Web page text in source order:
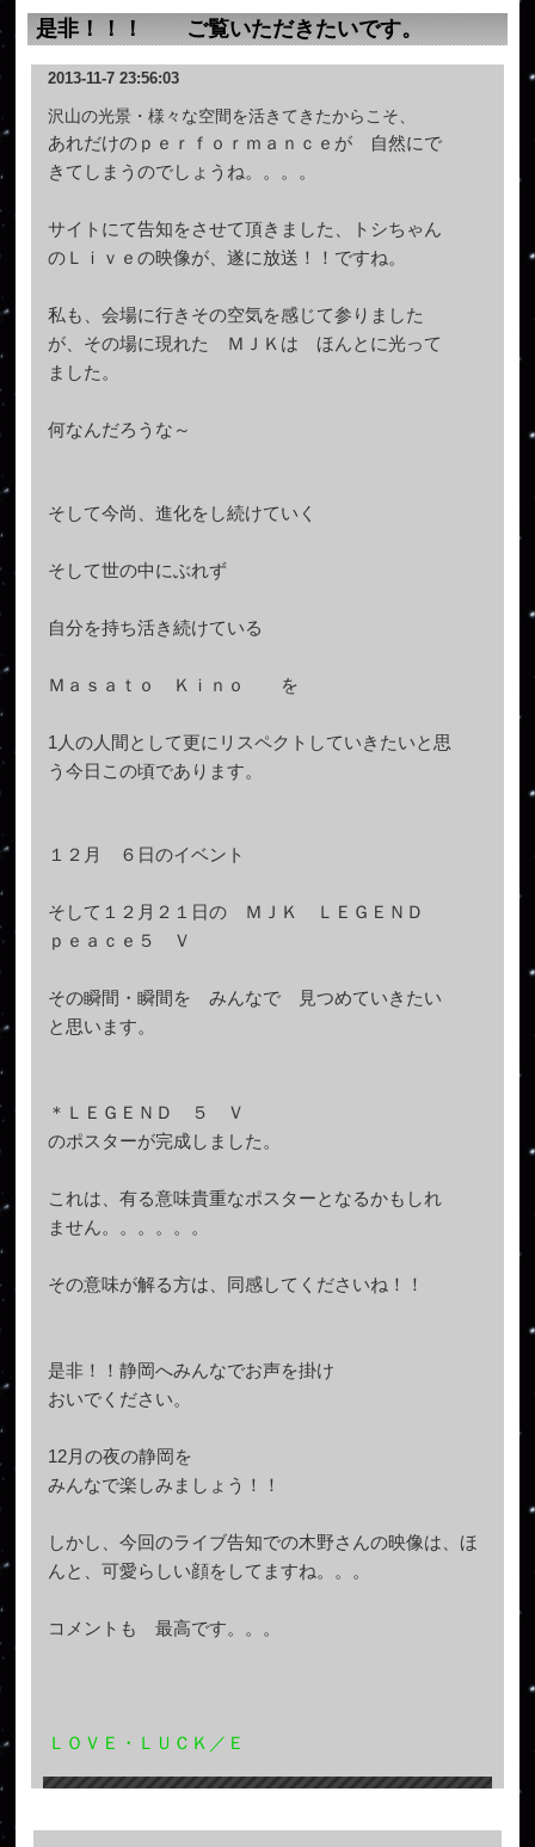
是非！！！ ご覧いただきたいです。
2013-11-7 23:56:03
沢山の光景・様々な空間を活きてきたからこそ、
あれだけのｐｅｒｆｏｒｍａｎｃｅが 自然にで
きてしまうのでしょうね。。。。
サイトにて告知をさせて頂きました、トシちゃん
のＬｉｖｅの映像が、遂に放送！！ですね。
私も、会場に行きその空気を感じて参りました
が、その場に現れた ＭＪＫは ほんとに光って
ました。
何なんだろうな～
そして今尚、進化をし続けていく
そして世の中にぶれず
自分を持ち活き続けている
Ｍａｓａｔｏ Ｋｉｎｏ を
1人の人間として更にリスペクトしていきたいと思
う今日この頃であります。
１２月 ６日のイベント
そして１２月２１日の ＭＪＫ ＬＥＧＥＮＤ
ｐｅａｃｅ５ Ｖ
その瞬間・瞬間を みんなで 見つめていきたい
と思います。
＊ ＬＥＧＥＮＤ ５ Ｖ
のポスターが完成しました。
これは、有る意味貴重なポスターとなるかもしれ
ません。。。。。。
その意味が解る方は、同感してくださいね！！
是非！！静岡へみんなでお声を掛け
おいでください。
12月の夜の静岡を
みんなで楽しみましょう！！
しかし、今回のライブ告知での木野さんの映像は、ほ
んと、可愛らしい顔をしてますね。。。
コメントも 最高です。。。
ＬＯＶＥ・ＬＵＣＫ／Ｅ